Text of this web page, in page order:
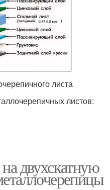
листа
листов:
двухскатную